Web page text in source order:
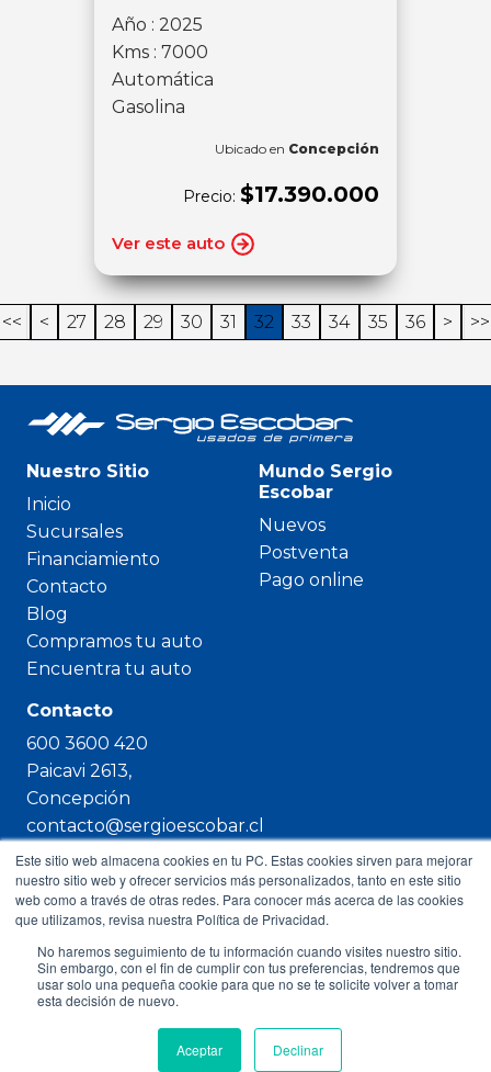
Este sitio web almacena cookies en tu PC. Estas cookies sirven para mejorar
nuestro sitio web y ofrecer servicios más personalizados, tanto en este sitio
web como a través de otras redes. Para conocer más acerca de las cookies
que utilizamos, revisa nuestra Política de Privacidad.
No haremos seguimiento de tu información cuando visites nuestro sitio.
Sin embargo, con el fin de cumplir con tus preferencias, tendremos que
usar solo una pequeña cookie para que no se te solicite volver a tomar
esta decisión de nuevo.
Aceptar Declinar
Año : 2025
Kms : 7000
Automática
Gasolina
Ubicado en Concepción
Precio: $17.390.000
Ver este auto
<< < 27 28 29 30 31 32 33 34 35 36 > >>
Nuestro Sitio
Inicio
Sucursales
Financiamiento
Contacto
Blog
Compramos tu auto
Encuentra tu auto
Mundo Sergio
Escobar
Nuevos
Postventa
Pago online
Contacto
600 3600 420
Paicavi 2613,
Concepción
contacto@sergioescobar.cl
Copyright © 2023 Sergio Escobar